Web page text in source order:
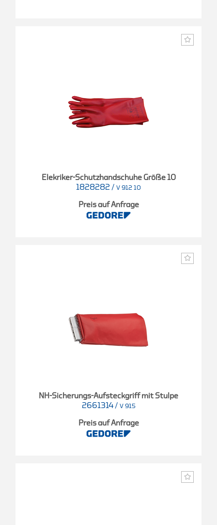
Elekriker-Schutzhandschuhe Größe 10
1828282 / V 912 10
Preis auf Anfrage
NH-Sicherungs-Aufsteckgriff mit Stulpe
2661314 / V 915
Preis auf Anfrage